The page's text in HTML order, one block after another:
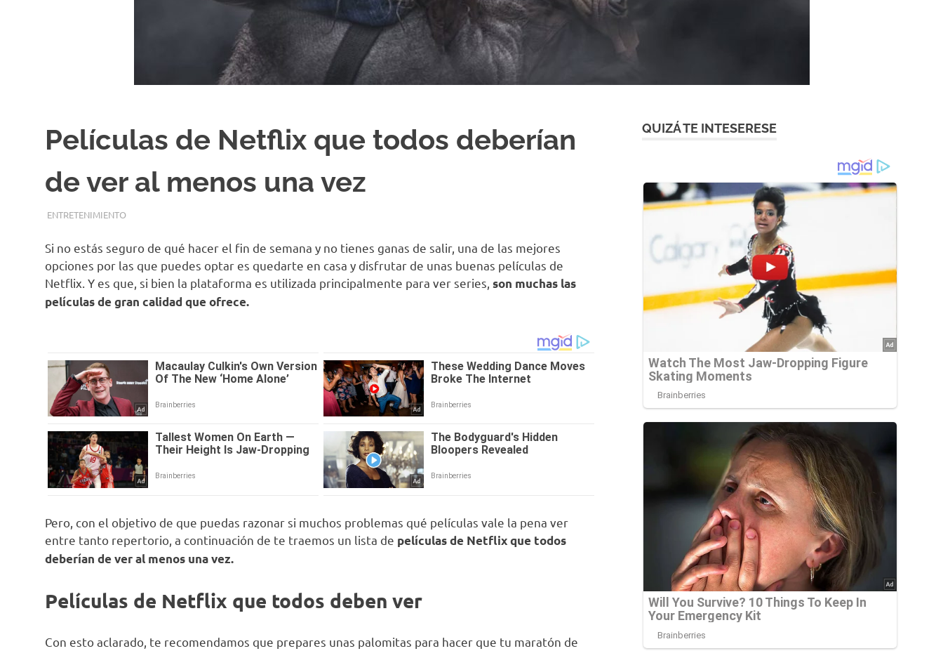
Películas de Netflix que todos deberían
de ver al menos una vez
AGOSTO 30, 2019
REDACCIONES
ENTRETENIMIENTO
Si no estás seguro de qué hacer el fin de semana y no tienes ganas de salir, una de las mejores
opciones por las que puedes optar es quedarte en casa y disfrutar de unas buenas películas de
Netflix. Y es que, si bien la plataforma es utilizada principalmente para ver series, son muchas las
películas de gran calidad que ofrece.
Pero, con el objetivo de que puedas razonar si muchos problemas qué películas vale la pena ver
entre tanto repertorio, a continuación de te traemos un lista de películas de Netflix que todos
deberían de ver al menos una vez.
Películas de Netflix que todos deben ver
Con esto aclarado, te recomendamos que prepares unas palomitas para hacer que tu maratón de
QUIZÁ TE INTESERESE